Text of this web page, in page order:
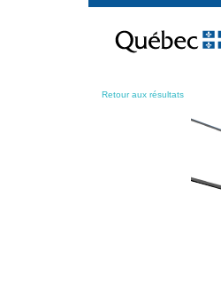
contenu
Retour aux résultats